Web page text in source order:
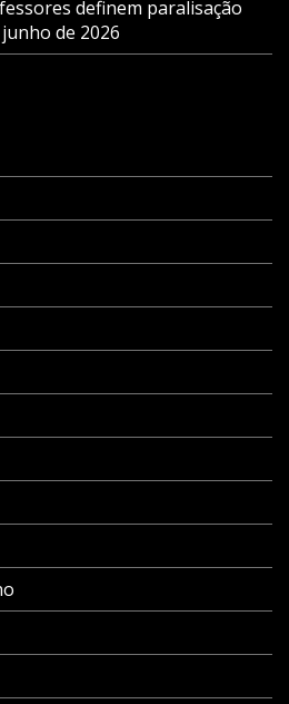
definem paralisação
junho de 2026